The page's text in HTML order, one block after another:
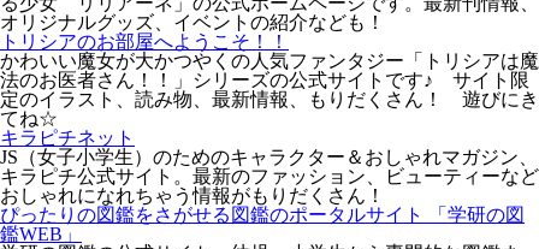
オリジナルグッズ、イベントの紹介なども！
トリシアのお部屋へようこそ！！
かわいい魔女が大かつやくの人気ファンタジー「トリシアは魔
法のお医者さん！！」シリーズの公式サイトです♪ サイト限
定のイラスト、読み物、最新情報、もりだくさん！ 遊びにき
てね☆
キラピチネット
JS（女子小学生）のためのキャラクター＆おしゃれマガジン、
キラピチ公式サイト。最新のファッション、ビューティーなど
おしゃれになれちゃう情報がもりだくさん！
ぴったりの図鑑をさがせる図鑑のポータルサイト 「学研の図
鑑WEB」